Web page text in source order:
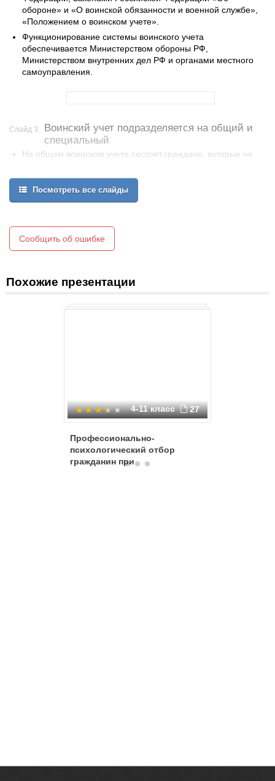
обороне» и «О воинской обязанности и военной службе»,
«Положением о воинском учете».
Функционирование системы воинского учета
обеспечивается Министерством обороны РФ,
Министерством внутренних дел РФ и органами местного
самоуправления.
Слайд 3
Воинский учет подразделяется на общий и
специальный
На общем воинском учете состоят граждане, которые не
организациями независимо от ведомственной
подчиненности и форм собственности на период
мобилизации и военного времени.
в установленном порядке бронируются (закрепляются) за
предприятиями на период мобилизации и военного
времени.
Посмотреть все слайды
Сообщить об ошибке
Похожие презентации
4-11 класс 27
Профессионально-
психологический отбор
гражданин при